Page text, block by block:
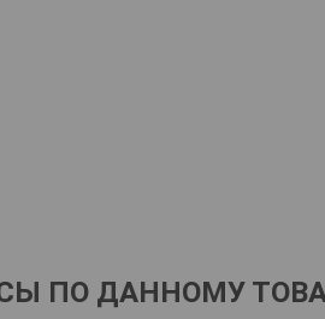
ПО ДАННОМУ